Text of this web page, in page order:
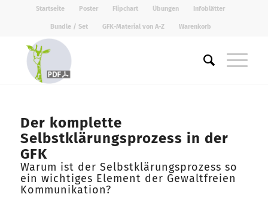
Startseite Poster Flipchart Übungen Infoblätter
Bundle / Set GFK-Material von A-Z Warenkorb
Der komplette
Selbstklärungsprozess in der
GFK
Warum ist der Selbstklärungsprozess so
ein wichtiges Element der Gewaltfreien
Kommunikation?